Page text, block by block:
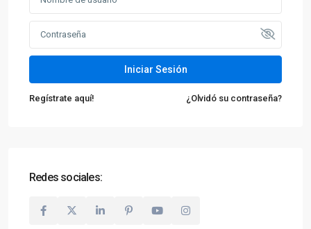
Iniciar Sesión
Regístrate aquí! ¿Olvidó su contraseña?
Redes sociales: